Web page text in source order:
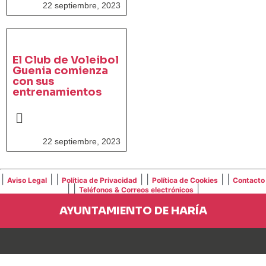
22 septiembre, 2023
El Club de Voleibol
Guenia comienza
con sus
entrenamientos
22 septiembre, 2023
Aviso Legal Política de Privacidad Política de Cookies Contacto
Teléfonos & Correos electrónicos|
AYUNTAMIENTO DE HARÍA